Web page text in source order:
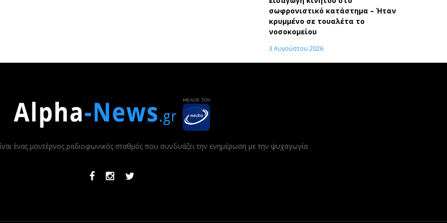
σωφρονιστικό κατάστημα – Ήταν
κρυμμένο σε τουαλέτα το
νοσοκομείου
3 Αυγούστου 2026
ένας μοντέρνος ραδιοφωνικός σταθμός που συνδυάζει την ενημέρωση με την ψυχαγωγία
FacebookInstagramTwitter